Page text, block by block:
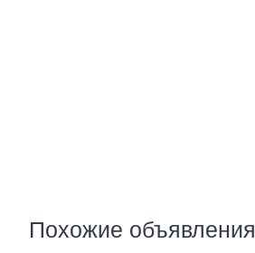
Похожие объявления